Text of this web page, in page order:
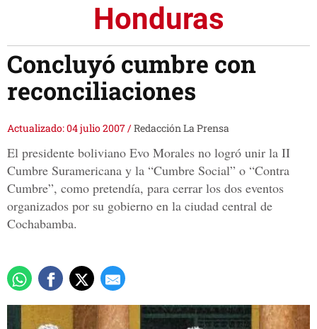
Honduras
Concluyó cumbre con
reconciliaciones
Actualizado: 04 julio 2007/Redacción La Prensa
El presidente boliviano Evo Morales no logró unir la II
Cumbre Suramericana y la “Cumbre Social” o “Contra
Cumbre”, como pretendía, para cerrar los dos eventos
organizados por su gobierno en la ciudad central de
Cochabamba.